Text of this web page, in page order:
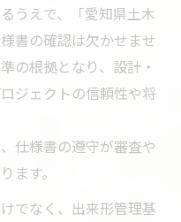
うえで、「愛知県土木
書の確認は欠かせませ
の根拠となり、設計・
ジェクトの信頼性や将
仕様書の遵守が審査や
ます。
でなく、出来形管理基